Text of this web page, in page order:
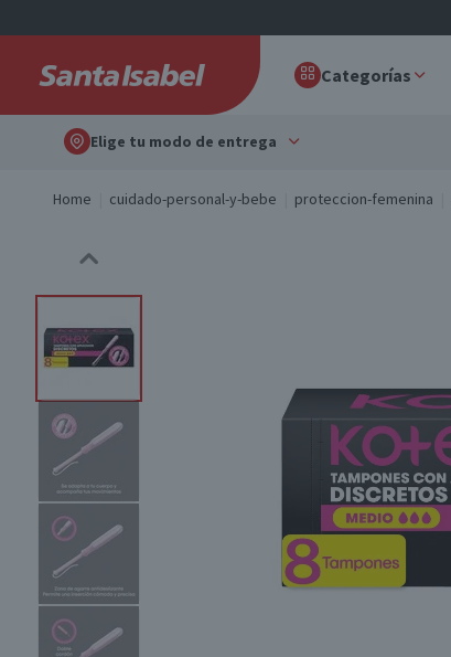
Categorías
Elige tu modo de entrega
Home cuidado-personal-y-bebe proteccion-femenina